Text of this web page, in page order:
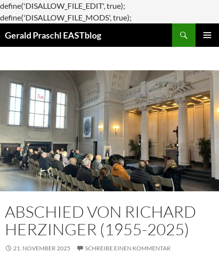
define('DISALLOW_FILE_EDIT', true);
define('DISALLOW_FILE_MODS', true);
Gerald Praschl EASTblog
ABSCHIED VON RICHARD
HERZINGER (1955-2025)
21. NOVEMBER 2025 SCHREIBE EINEN KOMMENTAR